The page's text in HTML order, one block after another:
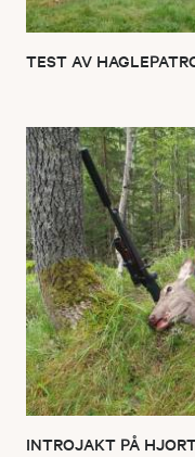
TEST AV
INTROJAKT PÅ